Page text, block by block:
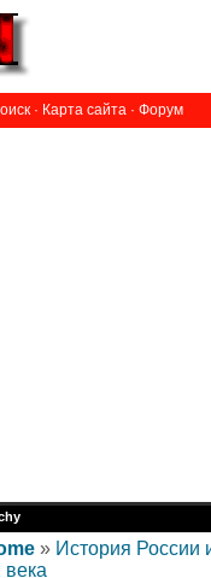
· Карта сайта · Форум
» История